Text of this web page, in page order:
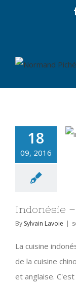
18
09, 2016
Indonésie
By Sylvain Lavoie |
La cuisine
de la cuisine
et anglaise.